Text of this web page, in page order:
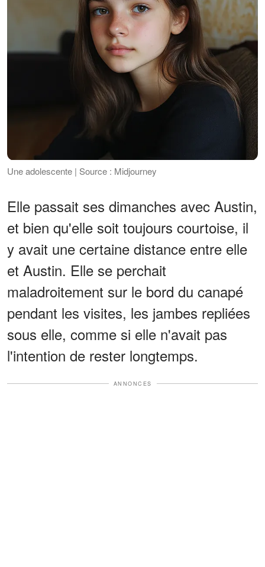
Une adolescente | Source : Midjourney
Elle passait ses dimanches avec Austin,
et bien qu'elle soit toujours courtoise, il
y avait une certaine distance entre elle
et Austin. Elle se perchait
maladroitement sur le bord du canapé
pendant les visites, les jambes repliées
sous elle, comme si elle n'avait pas
l'intention de rester longtemps.
ANNONCES